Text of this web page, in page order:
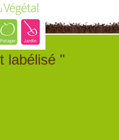
labélisé "